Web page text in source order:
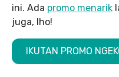
ini. Ada promo menarik
juga, lho!
IKUTAN PROMO